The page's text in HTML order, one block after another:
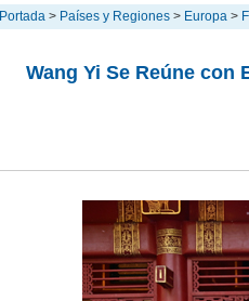
Portada > Países y Regiones > Europa >
Wang Yi Se Reúne con